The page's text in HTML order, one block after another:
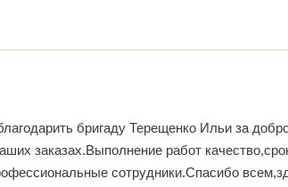
бригаду Терещенко Ильи за
заказах.Выполнение работ
сотрудники.Спасибо